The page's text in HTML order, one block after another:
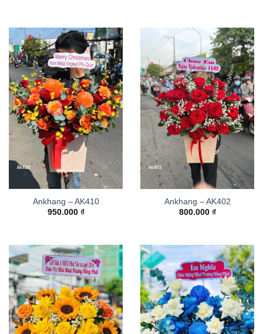
Ankhang – AK410
950.000 ₫
Ankhang – AK402
800.000 ₫